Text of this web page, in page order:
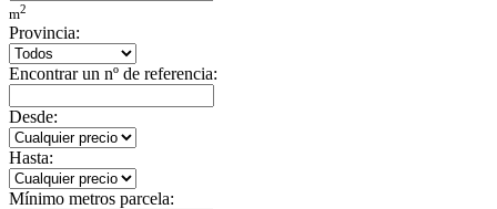
m2
Provincia:
Encontrar un nº de referencia:
Desde:
Hasta:
Mínimo metros parcela: